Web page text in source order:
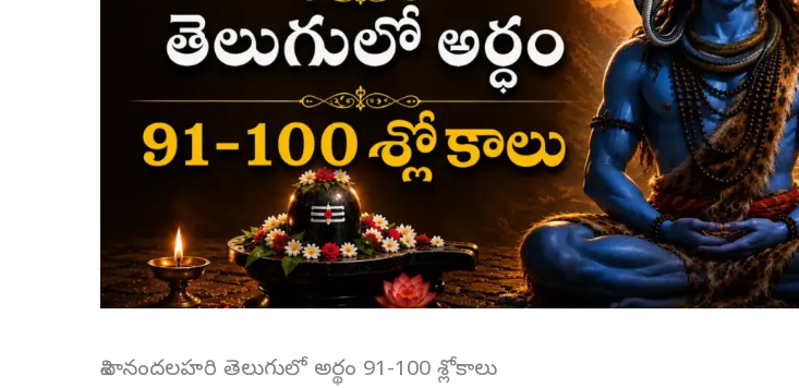
శివానందలహరి తెలుగులో అర్థం 91-100 శ్లోకాలు